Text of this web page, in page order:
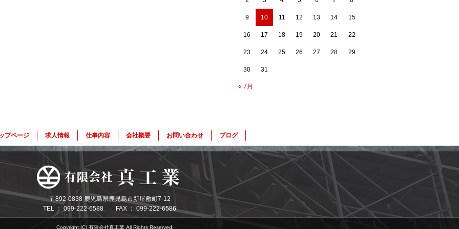
« 7月
9 10 11 12 13 14 15
16 17 18 19 20 21 22
23 24 25 26 27 28 29
30 31
プページ 求人情報 仕事内容 会社概要 お問い合わせ ブログ
〒892-0838 鹿児島県鹿児島市新屋敷町7-12
TEL ： 099-222-6588 FAX ： 099-222-6586
Copyright (C) 有限会社真工業 All Rights Reserved.